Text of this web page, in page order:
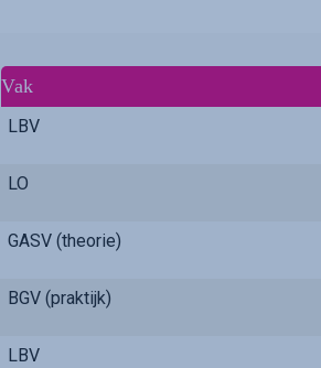
Vak
LBV
LO
GASV (theorie)
BGV (praktijk)
LBV